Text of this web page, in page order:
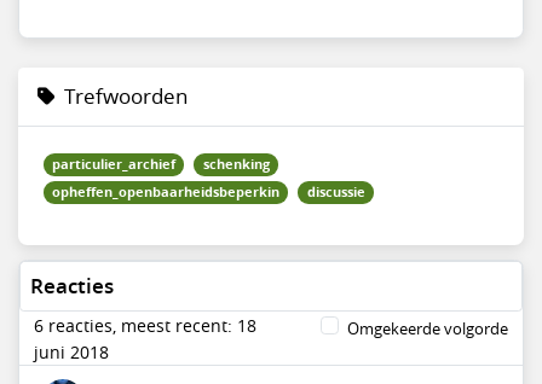
Trefwoorden
particulier_archief
schenking
opheffen_openbaarheidsbeperkin
discussie
Reacties
6 reacties, meest recent: 18
juni 2018
Omgekeerde volgorde